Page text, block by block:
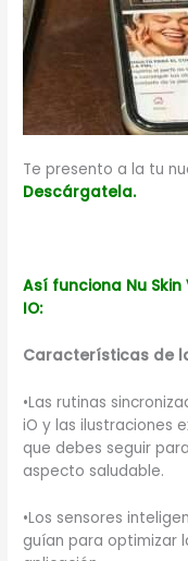
Te presento a la tu
Descárgatela.
Así funciona Nu
IO:
Características de
•Las rutinas
iO y las ilustraciones
que debes seguir
aspecto saludable.
•Los sensores
guían para optimizar